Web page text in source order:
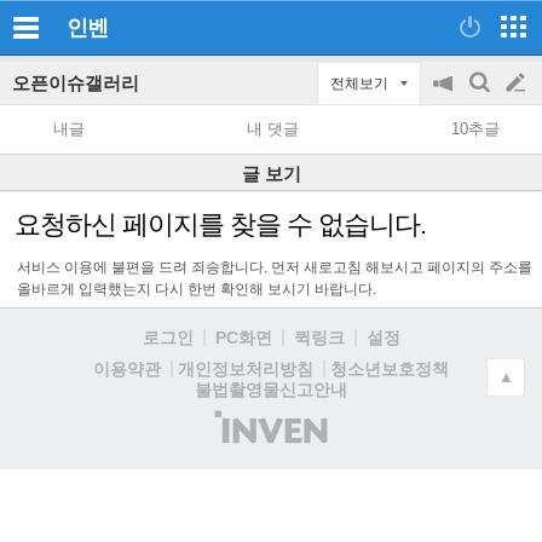
인벤
오픈이슈갤러리 전체보기
공
지
on/off
검
색
글
쓰
기
내글 내 댓글 10추글
글 보기
요청하신 페이지를 찾을 수 없습니다.
서비스 이용에 불편을 드려 죄송합니다. 먼저 새로고침 해보시고 페이지의 주소를
올바르게 입력했는지 다시 한번 확인해 보시기 바랍니다.
로그인 PC화면 퀵링크
설정
이용약관
개인정보처리방침
청소년보호정책
불법촬영물신고안내
(주)
인
▲